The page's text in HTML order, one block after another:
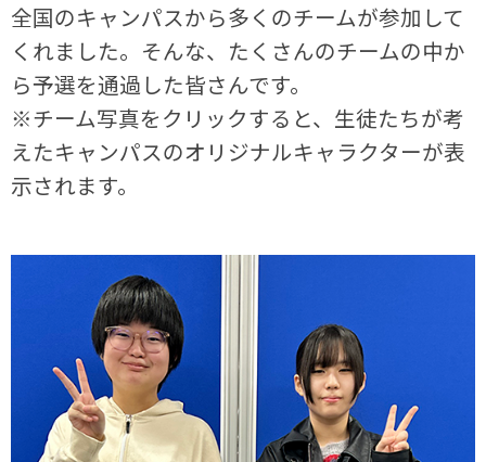
全国のキャンパスから多くのチームが参加して
くれました。そんな、たくさんのチームの中か
ら予選を通過した皆さんです。
※チーム写真をクリックすると、生徒たちが考
えたキャンパスのオリジナルキャラクターが表
示されます。